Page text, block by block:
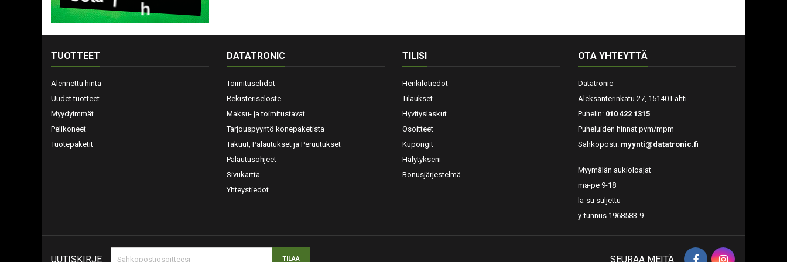
TUOTTEET
Alennettu hinta
Uudet tuotteet
Myydyimmät
Pelikoneet
Tuotepaketit
DATATRONIC
Toimitusehdot
Rekisteriseloste
Maksu- ja toimitustavat
Tarjouspyyntö konepaketista
Takuut, Palautukset ja Peruutukset
Palautusohjeet
Sivukartta
Yhteystiedot
TILISI
Henkilötiedot
Tilaukset
Hyvityslaskut
Osoitteet
Kupongit
Hälytykseni
Bonusjärjestelmä
OTA YHTEYTTÄ
Datatronic
Aleksanterinkatu 27, 15140 Lahti
Puhelin: 010 422 1315
Puheluiden hinnat pvm/mpm
Sähköposti: myynti@datatronic.fi
Myymälän aukioloajat
ma-pe 9-18
la-su suljettu
y-tunnus 1968583-9
UUTISKIRJE SEURAA MEITÄ